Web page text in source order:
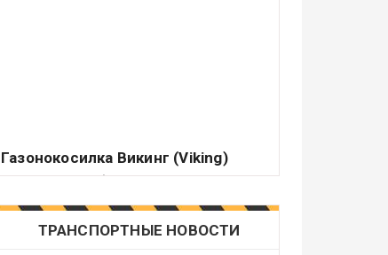
Газонокосилка Викинг (Viking)
Подавляющее большинство владельцев
ТРАНСПОРТНЫЕ НОВОСТИ